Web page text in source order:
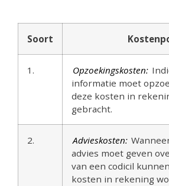
Soort
1. Opzoekingskosten:
informatie moet
deze kosten in
gebracht.
2. Advieskosten:
advies moet geven
van een codicil
kosten in rekening